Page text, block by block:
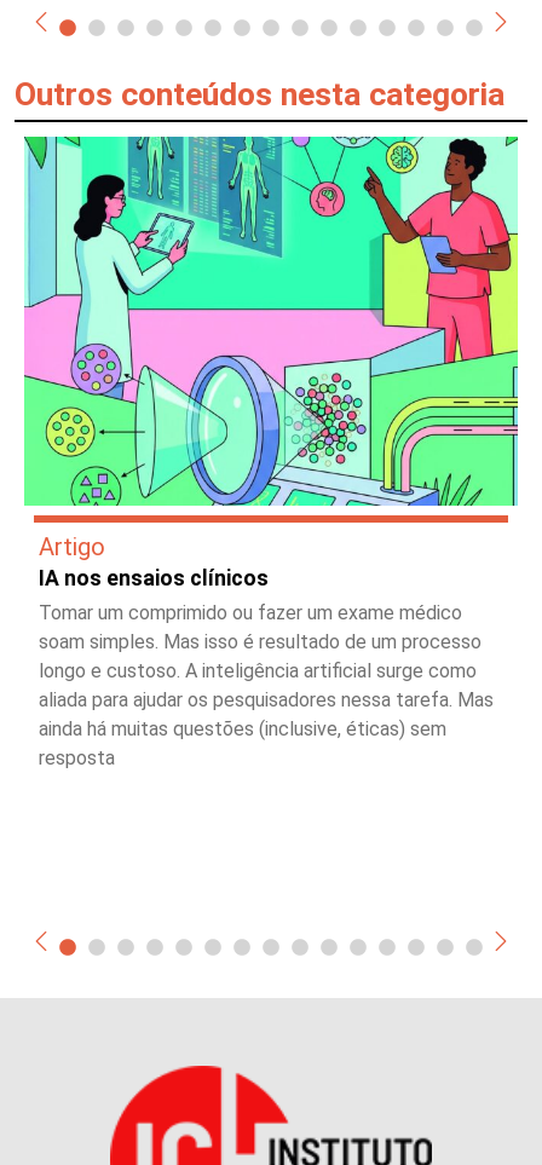
Outros conteúdos nesta categoria
Artigo
IA nos ensaios clínicos
Tomar um comprimido ou fazer um exame médico
soam simples. Mas isso é resultado de um processo
longo e custoso. A inteligência artificial surge como
aliada para ajudar os pesquisadores nessa tarefa. Mas
ainda há muitas questões (inclusive, éticas) sem
resposta